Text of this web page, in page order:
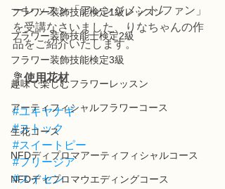
フラワー装飾技能検定1級レッスン
フラワー装飾技能士検定2級
フラワー装飾技能検定3級
趣味で楽しむフラワーレッスン
アーティフィシャルフラワーコース
生花コース
NFDディプロマアーティフィシャルコース
NFDディプロマウエディングコース
ーレッスン「アレンジメント/ファン」
を受講なさいました、りなちゃんの作
品をご紹介いたします。
💐使用花材
#ユキヤナギ
#ストック
#スイートピー
#フリージア
#スイセン